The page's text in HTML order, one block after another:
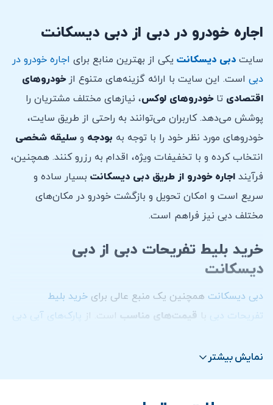
اجاره خودرو در دبی از دبی دیسکانت
سایت دبی دیسکانت یکی از بهترین منابع برای اجاره خودرو در
دبی است. این سایت با ارائه گزینه‌های متنوع ازخودروهای
اقتصادی تاخودروهای لوکس، نیازهای مختلف مشتریان را
پوشش می‌دهد. کاربران می‌توانند به راحتی از طریق سایت،
خودروهای مورد نظر خود را با توجه به بودجه و سلیقه شخصی
انتخاب کرده و با تخفیفات ویژه، اقدام به رزرو کنند. همچنین،
فرآیند اجاره خودرو از طریق دبی دیسکانت بسیار ساده و
سریع است و امکان تحویل و بازگشت خودرو در مکان‌های
مختلف دبی نیز فراهم است.
خرید بلیط تفریحات دبی از دبی
دیسکانت
دبی دیسکانت همچنین یک منبع عالی برای خرید بلیط
تفریحات دبی با قیمت‌های مناسب است. از پارک‌های آبی دبی
بازدید از برج خلیفه
نمایش بیشتر